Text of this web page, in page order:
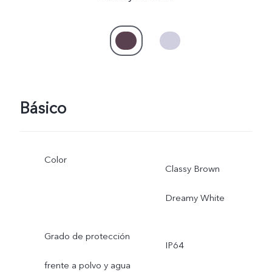
Básico
Color
Classy Brown
Dreamy White
Grado de protección
frente a polvo y agua
IP64